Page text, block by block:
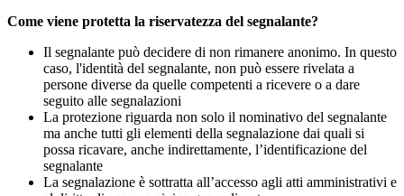
Come viene protetta la riservatezza del segnalante?
Il segnalante può decidere di non rimanere anonimo. In questo
caso, l'identità del segnalante, non può essere rivelata a
persone diverse da quelle competenti a ricevere o a dare
seguito alle segnalazioni
La protezione riguarda non solo il nominativo del segnalante
ma anche tutti gli elementi della segnalazione dai quali si
possa ricavare, anche indirettamente, l’identificazione del
segnalante
La segnalazione è sottratta all’accesso agli atti amministrativi e